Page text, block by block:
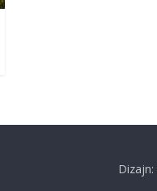
Dizajn: